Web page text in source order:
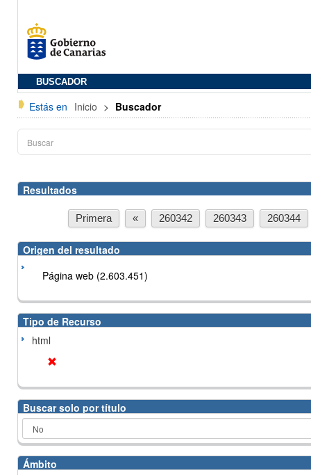
BUSCADOR
Estás en Inicio > Buscador
Resultados
Primera « 260342 260343 260344
Origen del resultado
Página web (2.603.451)
Tipo de Recurso
html
Buscar solo por título
Ámbito